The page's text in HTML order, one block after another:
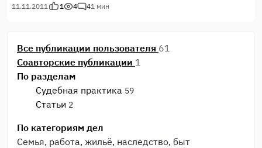
по данным делам судебная практика.
11.11.2011
1 4 41 мин
Все публикации пользователя 61
Соавторские публикации 1
По разделам
Судебная практика 59
Статьи 2
По категориям дел
Семья, работа, жильё, наследство, быт